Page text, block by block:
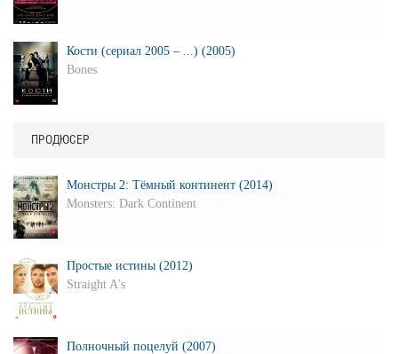
Кости (сериал 2005 – ...) (2005)
Bones
ПРОДЮСЕР
Монстры 2: Тёмный континент (2014)
Monsters: Dark Continent
Простые истины (2012)
Straight A's
Полночный поцелуй (2007)